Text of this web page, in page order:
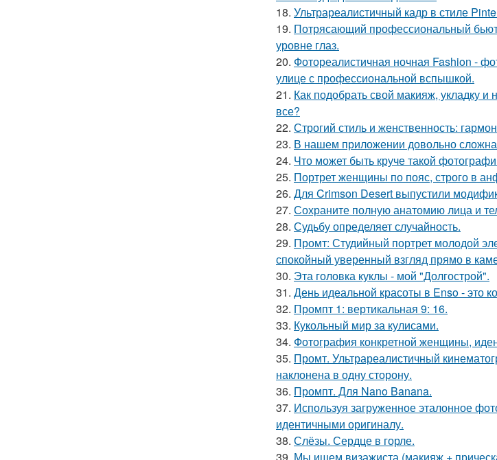
18. Ультрареалистичный кадр в стиле
19. Потрясающий профессиональный
уровне глаз.
20. Фотореалистичная ночная Fashion -
улице с профессиональной вспышкой.
21. Как подобрать свой макияж, укладку и
все?
22. Строгий стиль и женственность:
23. В нашем приложении довольно
24. Что может быть круче такой
25. Портрет женщины по пояс, строго в
26. Для Crimson Desert выпустили
27. Сохраните полную анатомию лица и
28. Судьбу определяет случайность.
29. Промт: Студийный портрет молодой
спокойный уверенный взгляд прямо в
30. Эта головка куклы - мой "Долгострой".
31. День идеальной красоты в Enso - это
32. Промпт 1: вертикальная 9: 16.
33. Кукольный мир за кулисами.
34. Фотография конкретной женщины,
35. Промт. Ультрареалистичный
наклонена в одну сторону.
36. Промпт. Для Nano Banana.
37. Используя загруженное эталонное
идентичными оригиналу.
38. Слёзы. Сердце в горле.